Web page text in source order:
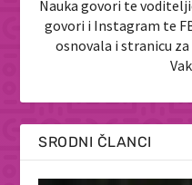
Nauka govori te
govori i Instagram te
osnovala i stranicu
SRODNI ČLANCI